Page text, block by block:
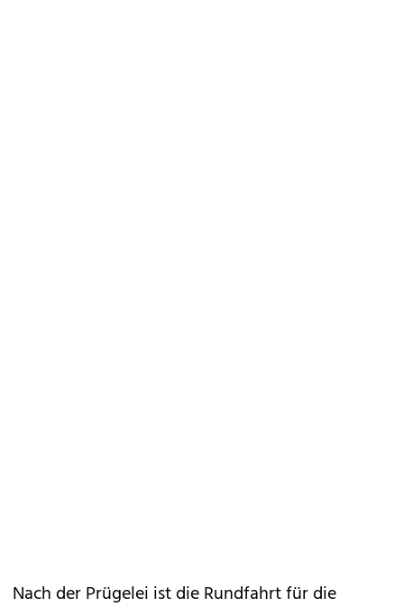
Nach der Prügelei ist die Rundfahrt für die